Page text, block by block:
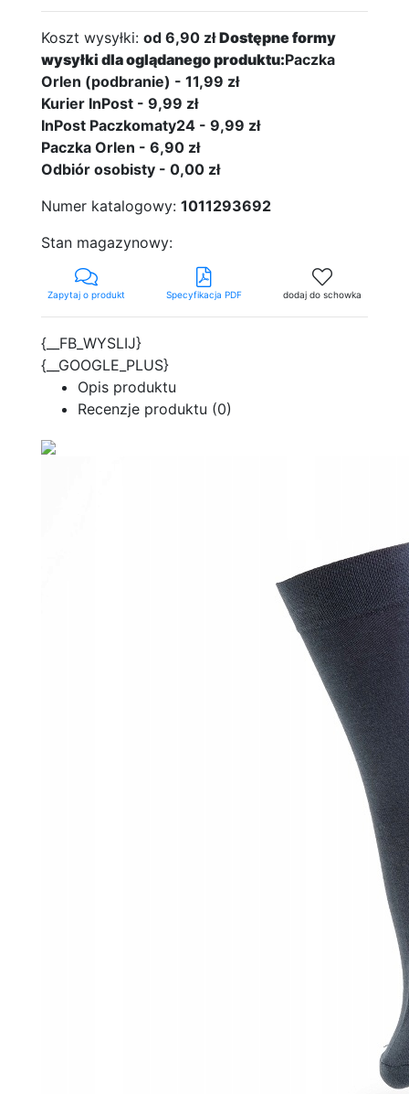
Koszt wysyłki: od 6,90 złDostępne formy
wysyłki dla oglądanego produktu:Paczka
Orlen (podbranie) - 11,99 zł
Kurier InPost - 9,99 zł
InPost Paczkomaty24 - 9,99 zł
Paczka Orlen - 6,90 zł
Odbiór osobisty - 0,00 zł
Numer katalogowy: 1011293692
Stan magazynowy:
Zapytaj o produkt Specyfikacja PDF dodaj do schowka
{__FB_WYSLIJ}
{__GOOGLE_PLUS}
Opis produktu
Recenzje produktu (0)